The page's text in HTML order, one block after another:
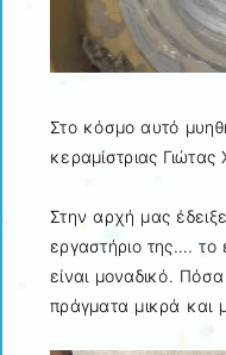
Στο κόσμο αυτό
κεραμίστριας
Στην αρχή μας
εργαστήριο της…. το
είναι μοναδικό.
πράγματα μικρά και